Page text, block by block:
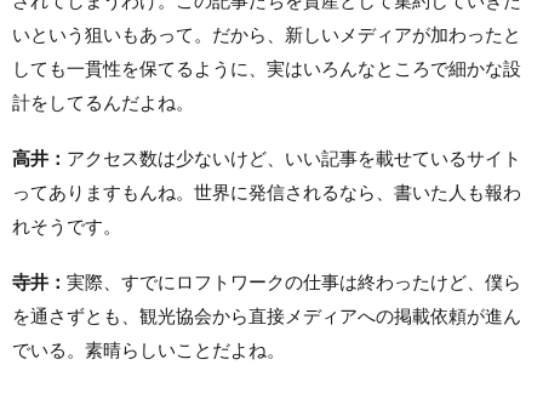
いという狙いもあって。だから、新しいメディアが加わったと
しても一貫性を保てるように、実はいろんなところで細かな設
計をしてるんだよね。
高井： アクセス数は少ないけど、いい記事を載せているサイト
ってありますもんね。世界に発信されるなら、書いた人も報わ
れそうです。
寺井： 実際、すでにロフトワークの仕事は終わったけど、僕ら
を通さずとも、観光協会から直接メディアへの掲載依頼が進ん
でいる。素晴らしいことだよね。